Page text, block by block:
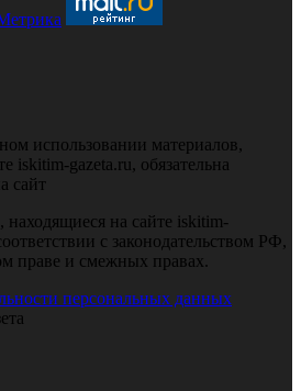
использовании материалов,
iskitim-gazeta.ru, обязательна
сайт
находящиеся на сайте iskitim-
с законодательством РФ,
праве и смежных правах.
персональных данных